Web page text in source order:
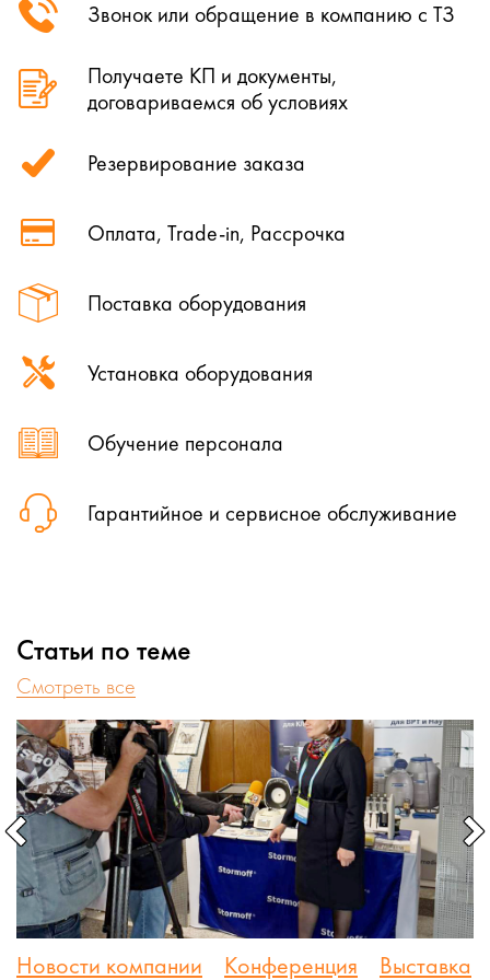
Звонок или обращение в компанию с ТЗ
Поставка оборудования
Получаете КП и документы,
договариваемся об условиях
Установка оборудования
Резервирование заказа
Обучение персонала
Оплата, Trade-in, Рассрочка
Гарантийное и сервисное обслуживание
Статьи по теме
Cмотреть все
Новости компании Конференция
Выставка